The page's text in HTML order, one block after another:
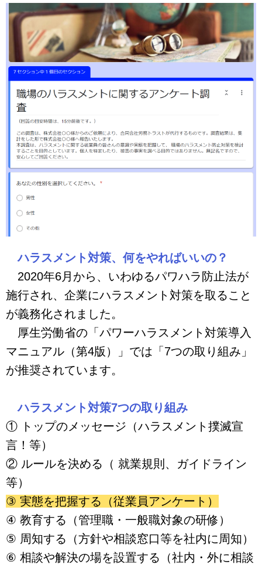
ハラスメント対策、何をやればいいの？
2020年6月から、いわゆるパワハラ防止法が
施行され、企業にハラスメント対策を取ること
が義務化されました。
厚生労働省の「パワーハラスメント対策導入
マニュアル（第4版）」では「7つの取り組み」
が推奨されています。
ハラスメント対策7つの取り組み
① トップのメッセージ（ハラスメント撲滅宣
言！等）
② ルールを決める（ 就業規則、ガイドライン
等）
③ 実態を把握する（従業員アンケート）
④ 教育する（管理職・一般職対象の研修）
⑤ 周知する（方針や相談窓口等を社内に周知）
⑥ 相談や解決の場を設置する（社内・外に相談